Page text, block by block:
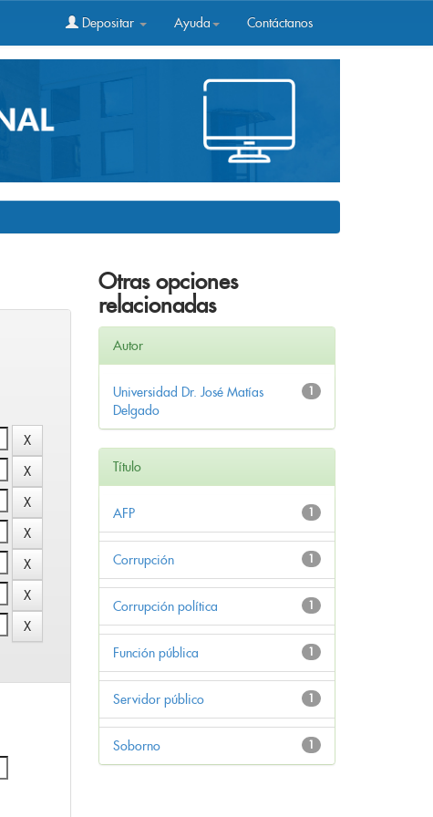
Depositar Ayuda Contáctanos
Otras opciones
relacionadas
Autor
1
Universidad Dr. José Matías
Delgado
Título
1
AFP
1
Corrupción
1
Corrupción política
1
Función pública
1
Servidor público
1
Soborno